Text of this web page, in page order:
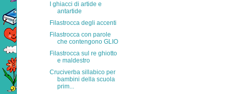
I ghiacci di artide e
antartide
Filastrocca degli accenti
Filastrocca con parole
che contengono GLIO
Filastrocca sul re ghiotto
e maldestro
Cruciverba sillabico per
bambini della scuola
prim...